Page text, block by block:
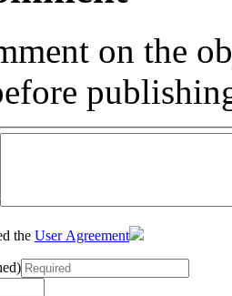
on the
the User Agreement